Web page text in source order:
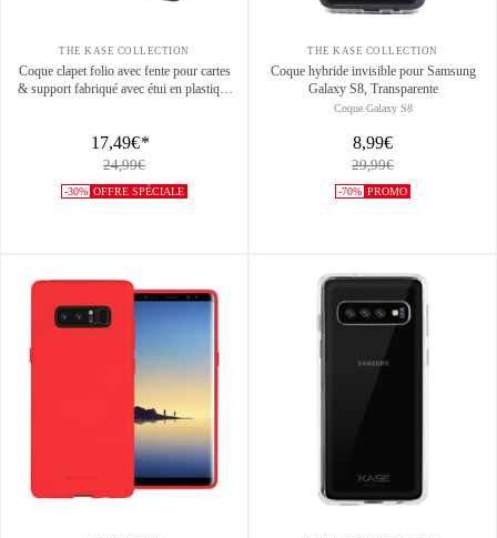
THE KASE COLLECTION
Coque clapet folio avec fente pour cartes
& support fabriqué avec étui en plastique
17,49€*
24,99€
-30% OFFRE SPÉCIALE
THE KASE COLLECTION
Coque hybride invisible pour Samsung
Galaxy S8, Transparente
Coque Galaxy S8
8,99€
29,99€
-70% PROMO